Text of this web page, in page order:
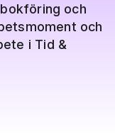
och
och
i Tid &